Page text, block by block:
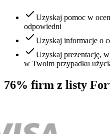
Uzyskaj pomoc w
odpowiedni
Uzyskaj informacje o
Uzyskaj prezentację,
w Twoim przypadku
76% firm z listy